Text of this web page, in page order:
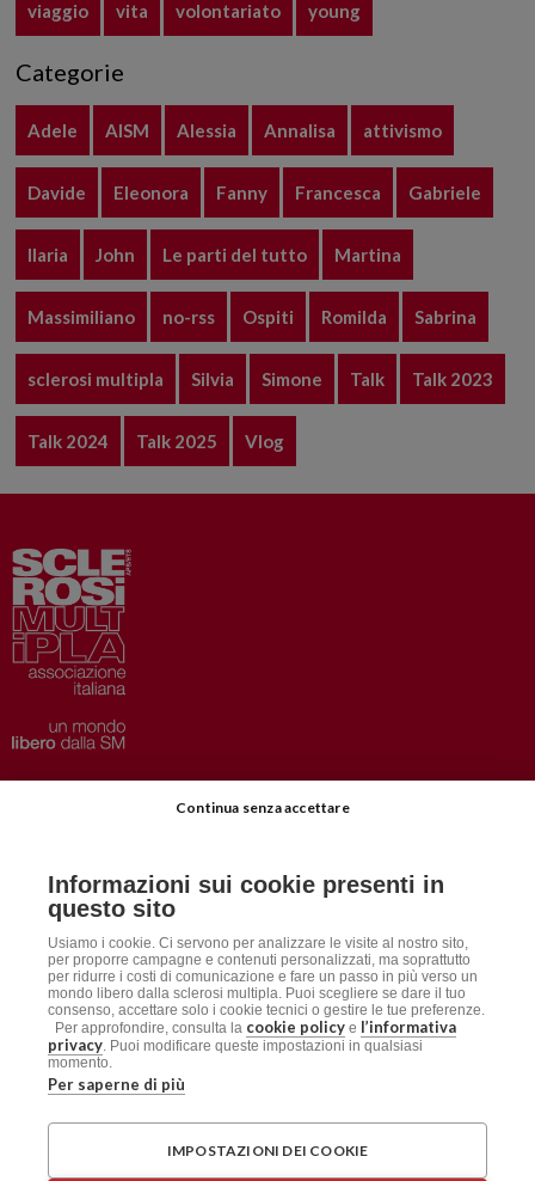
viaggio vita volontariato young
Categorie
Adele AISM Alessia Annalisa attivismo
Davide Eleonora Fanny Francesca Gabriele
Ilaria John Le parti del tutto Martina
Massimiliano no-rss Ospiti Romilda Sabrina
sclerosi multipla Silvia Simone Talk Talk 2023
Talk 2024 Talk 2025 Vlog
Privacy–Disclaimer
Iscriviti alla Newsletter
Dichiarazione accessibilità
Social
AISM
Sede Legale: Via Cavour 181/a, 00184 Roma
Informazioni sui cookie presenti in
questo sito
Usiamo i cookie. Ci servono per analizzare le visite al nostro sito,
per proporre campagne e contenuti personalizzati, ma soprattutto
per ridurre i costi di comunicazione e fare un passo in più verso un
mondo libero dalla sclerosi multipla. Puoi scegliere se dare il tuo
consenso, accettare solo i cookie tecnici o gestire le tue preferenze.
Per approfondire, consulta la cookie policy e l’informativa
privacy. Puoi modificare queste impostazioni in qualsiasi
momento.
Per saperne di più
IMPOSTAZIONI DEI COOKIE
Continua senza accettare